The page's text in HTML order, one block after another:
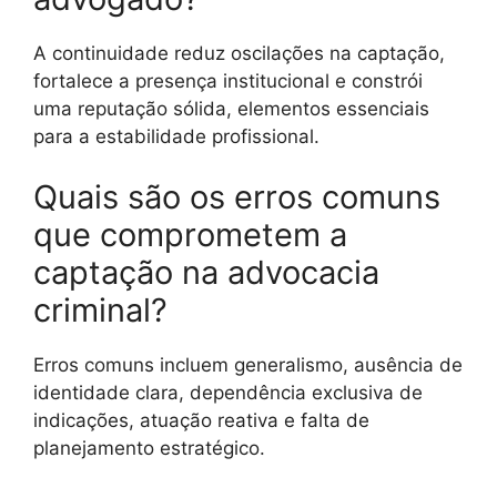
A continuidade reduz oscilações na captação,
fortalece a presença institucional e constrói
uma reputação sólida, elementos essenciais
para a estabilidade profissional.
Quais são os erros comuns
que comprometem a
captação na advocacia
criminal?
Erros comuns incluem generalismo, ausência de
identidade clara, dependência exclusiva de
indicações, atuação reativa e falta de
planejamento estratégico.